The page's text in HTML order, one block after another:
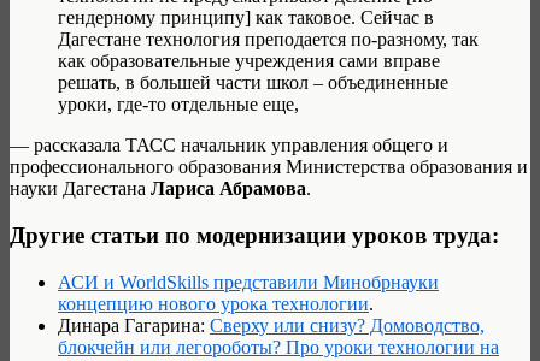
гендерному принципу] как таковое. Сейчас в
Дагестане технология преподается по-разному, так
как образовательные учреждения сами вправе
решать, в большей части школ – объединенные
уроки, где-то отдельные еще,
— рассказала ТАСС начальник управления общего и
профессионального образования Министерства образования и
науки Дагестана Лариса Абрамова.
Другие статьи по модернизации уроков труда:
АСИ и WorldSkills представили Минобрнауки
концепцию нового урока технологии.
Динара Гагарина: Сверху или снизу? Домоводство,
блокчейн или легороботы? Про уроки технологии на